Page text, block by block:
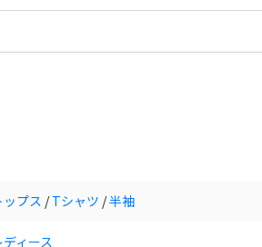
ップス /Tシャツ /半袖
ディース